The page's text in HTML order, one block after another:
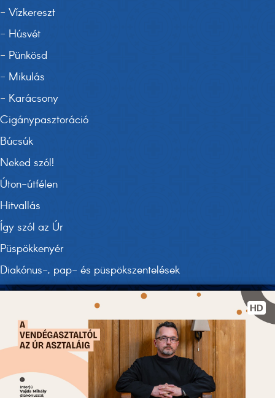
- Vízkereszt
- Húsvét
- Pünkösd
- Mikulás
- Karácsony
Cigánypasztoráció
Búcsúk
Neked szól!
Úton-útfélen
Hitvallás
Így szól az Úr
Püspökkenyér
Diakónus-, pap- és püspökszentelések